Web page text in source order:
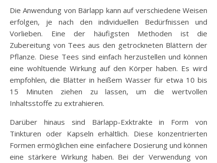
Die Anwendung von Bärlapp kann auf verschiedene Weisen
erfolgen, je nach den individuellen Bedürfnissen und
Vorlieben. Eine der häufigsten Methoden ist die
Zubereitung von Tees aus den getrockneten Blättern der
Pflanze. Diese Tees sind einfach herzustellen und können
eine wohltuende Wirkung auf den Körper haben. Es wird
empfohlen, die Blätter in heißem Wasser für etwa 10 bis
15 Minuten ziehen zu lassen, um die wertvollen
Inhaltsstoffe zu extrahieren.
Darüber hinaus sind Bärlapp-Exktrakte in Form von
Tinkturen oder Kapseln erhältlich. Diese konzentrierten
Formen ermöglichen eine einfachere Dosierung und können
eine stärkere Wirkung haben. Bei der Verwendung von